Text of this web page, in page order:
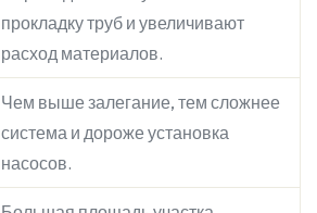
прокладку труб и увеличивают
расход материалов.
Чем выше залегание, тем сложнее
система и дороже установка
насосов.